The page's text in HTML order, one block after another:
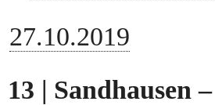
27.10.2019
13 | Sandhausen